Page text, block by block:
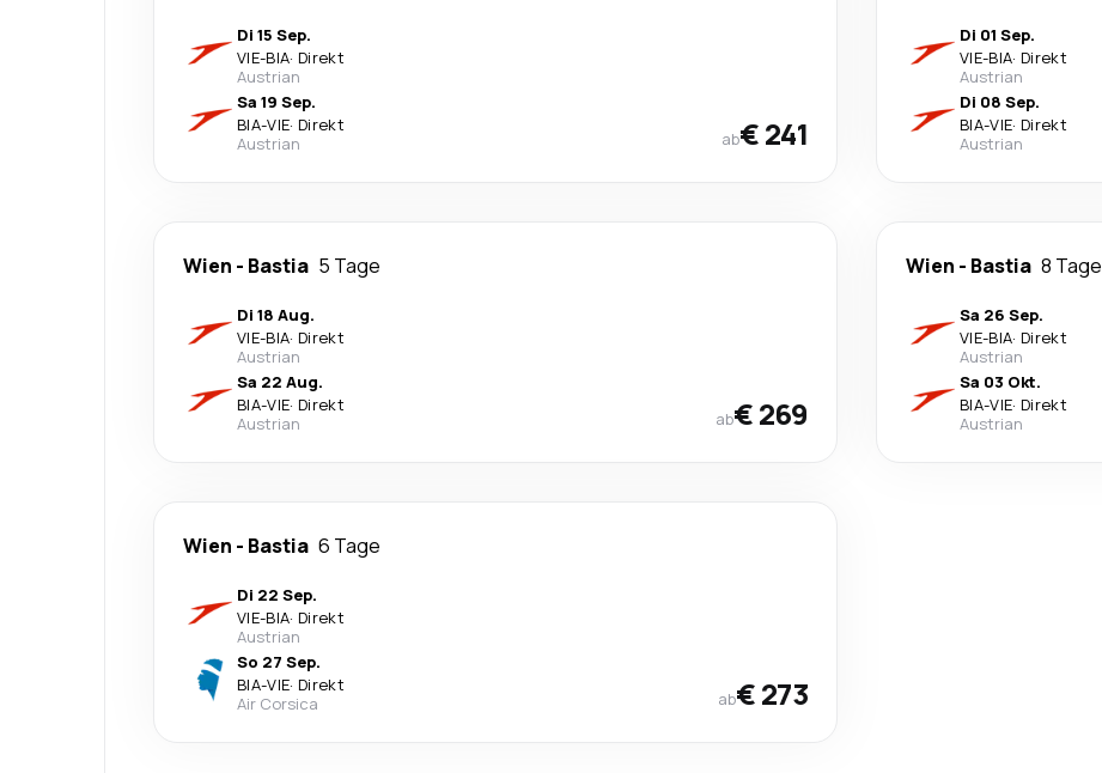
Di 15 Sep.
VIE-BIA· Direkt
Austrian
Sa 19 Sep.
BIA-VIE· Direkt
Austrian
ab€ 241
Di 01 Sep.
VIE-BIA· Direkt
Austrian
Di 08 Sep.
BIA-VIE· Direkt
Austrian
Wien - Bastia 5 Tage
Di 18 Aug.
VIE-BIA· Direkt
Austrian
Sa 22 Aug.
BIA-VIE· Direkt
Austrian
ab€ 269
Wien - Bastia 8 Tage
Sa 26 Sep.
VIE-BIA· Direkt
Austrian
Sa 03 Okt.
BIA-VIE· Direkt
Austrian
Wien - Bastia 6 Tage
Di 22 Sep.
VIE-BIA· Direkt
Austrian
So 27 Sep.
BIA-VIE· Direkt
Air Corsica
ab€ 273